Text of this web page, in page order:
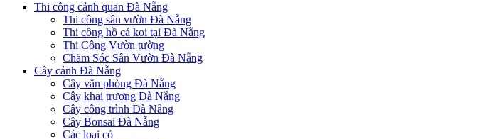
Thi công cảnh quan Đà Nẵng
Thi công sân vườn Đà Nẵng
Thi công hồ cá koi tại Đà Nẵng
Thi Công Vườn tường
Chăm Sóc Sân Vườn Đà Nẵng
Cây cảnh Đà Nẵng
Cây văn phòng Đà Nẵng
Cây khai trương Đà Nẵng
Cây công trình Đà Nẵng
Cây Bonsai Đà Nẵng
Các loại cỏ